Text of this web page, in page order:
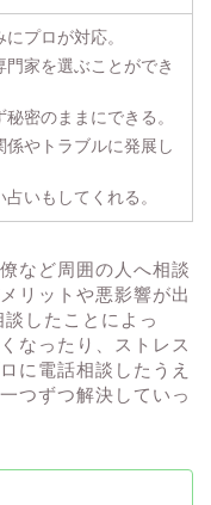
プロが対応。
門家を選ぶことができ
密のままにできる。
係やトラブルに発展し
いもしてくれる。
など周囲の人へ相談
リットや悪影響が出
したことによっ
なったり、ストレス
に電話相談したうえ
つずつ解決していっ